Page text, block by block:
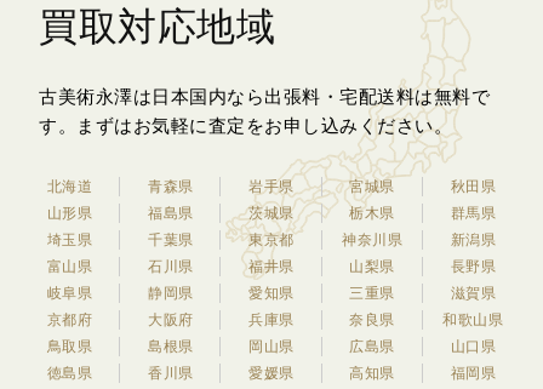
買取対応地域
古美術永澤は日本国内なら出張料・宅配送料は無料で
す。
まずはお気軽に査定をお申し込みください。
北海道 青森県 岩手県 宮城県
秋田県
山形県
福島県 茨城県 栃木県
群馬県
埼玉県
千葉県 東京都 神奈川県
新潟県
富山県
石川県 福井県 山梨県
長野県
岐阜県
静岡県 愛知県 三重県
滋賀県
京都府
大阪府 兵庫県 奈良県
和歌山県
鳥取県
島根県 岡山県 広島県
山口県
徳島県
香川県 愛媛県 高知県
福岡県